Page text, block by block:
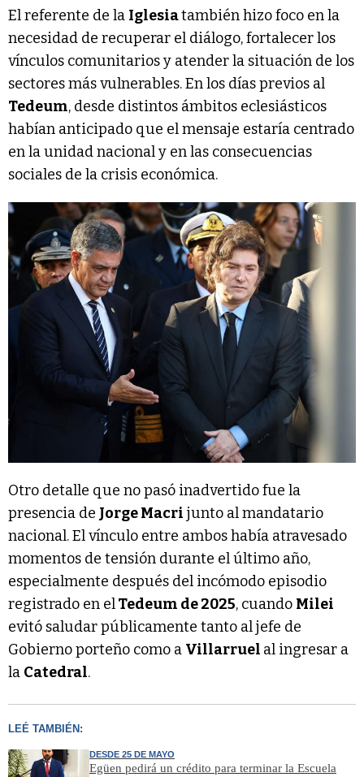
El referente de la Iglesiatambién hizo foco en la
necesidad de recuperar el diálogo, fortalecer los
vínculos comunitarios y atender la situación de los
sectores más vulnerables. En los días previos al
Tedeum, desde distintos ámbitos eclesiásticos
habían anticipado que el mensaje estaría centrado
en la unidad nacional y en las consecuencias
sociales de la crisis económica.
Otro detalle que no pasó inadvertido fue la
presencia de Jorge Macri junto al mandatario
nacional. El vínculo entre ambos había atravesado
momentos de tensión durante el último año,
especialmente después del incómodo episodio
registrado en elTedeum de 2025, cuando Milei
evitó saludar públicamente tanto al jefe de
Gobierno porteño como a Villarruel al ingresar a
la Catedral.
LEÉ TAMBIÉN:
DESDE 25 DE MAYO
Egüen pedirá un crédito para terminar la Escuela